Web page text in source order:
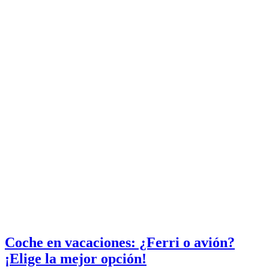
Coche en vacaciones: ¿Ferri o avión?
¡Elige la mejor opción!